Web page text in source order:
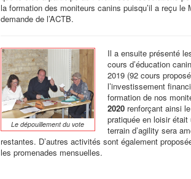
la formation des moniteurs canins puisqu’il a reçu
demande de l’ACTB.
Le dépouillement du vote
Il a ensuite présenté
cours d’éducation
2019 (92 cours
l’investissement
formation de nos
2020renforçant ainsi
pratiquée en loisir était
terrain d’agility sera
restantes. D’autres activités sont également
les promenades mensuelles.